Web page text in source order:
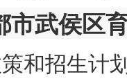
市武侯区
和招生计